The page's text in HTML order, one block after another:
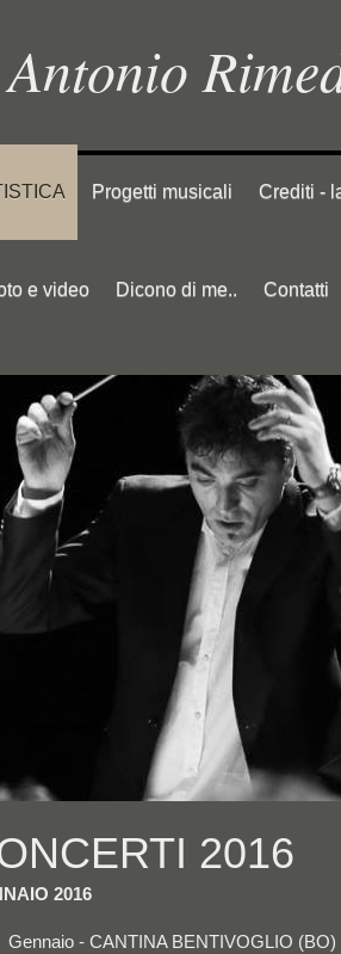
Antonio
Progetti musicali Crediti -
e video Dicono di me.. Contatti
2016
2016
Gennaio - CANTINA BENTIVOGLIO